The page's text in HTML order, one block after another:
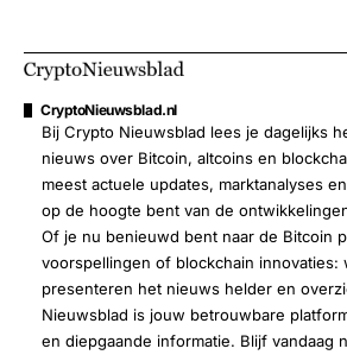
CryptoNieuwsblad.nl
Bij Crypto Nieuwsblad lees je dagelijks
nieuws over Bitcoin, altcoins en
meest actuele updates, marktanalyses
op de hoogte bent van de
Of je nu benieuwd bent naar de Bitcoin
voorspellingen of blockchain innovaties:
presenteren het nieuws helder en
Nieuwsblad is jouw betrouwbare
en diepgaande informatie. Blijf vandaag